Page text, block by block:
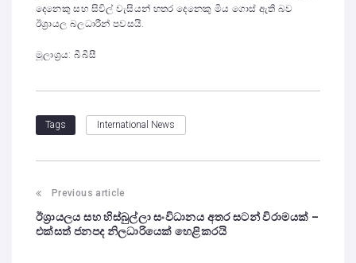
දෙනෙකු සහ සිවිල් වැසියන් හතර දෙනෙකු මිය ගොස් ඇති බව
ඊශ්‍රායල බලධාරීන් පවසයි.
මූලාශ්‍රය: බීබීසී
Tags International News
Previous article
ඊශ්‍රායලය සහ හිස්බුල්ලා සංවිධානය අතර සටන් විරාමයක් –
එක්සත් ජනපද නිලධාරියෙක් හෙළිකරයි